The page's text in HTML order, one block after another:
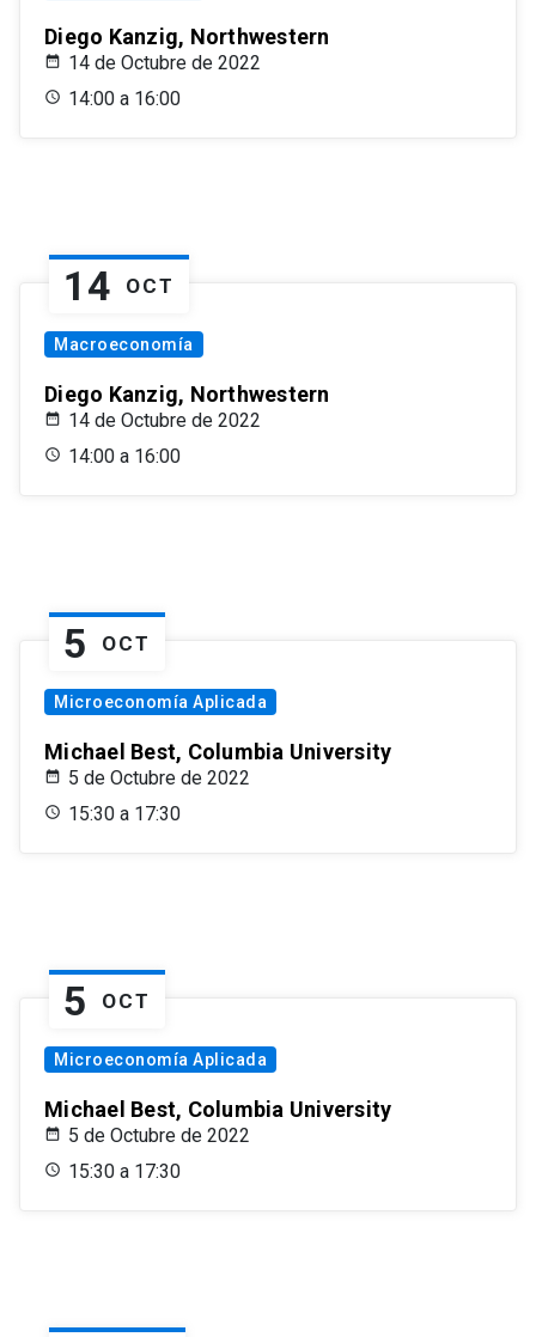
Diego Kanzig, Northwestern
14 de Octubre de 2022
14:00 a 16:00
14 OCT
Macroeconomía
Diego Kanzig, Northwestern
14 de Octubre de 2022
14:00 a 16:00
5 OCT
Microeconomía Aplicada
Michael Best, Columbia University
5 de Octubre de 2022
15:30 a 17:30
5 OCT
Microeconomía Aplicada
Michael Best, Columbia University
5 de Octubre de 2022
15:30 a 17:30